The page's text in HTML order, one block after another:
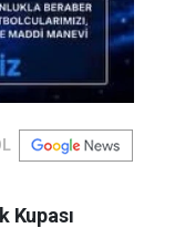
Kupası